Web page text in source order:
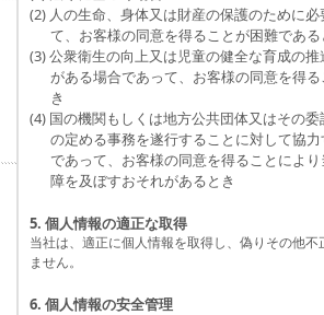
(2) 人の生命、身体又は財産の保護のために
て、お客様の同意を得ることが困難である
(3) 公衆衛生の向上又は児童の健全な育成の
がある場合であって、お客様の同意を得
き
(4) 国の機関もしくは地方公共団体又はその
の定める事務を遂行することに対して協
であって、お客様の同意を得ることによ
障を及ぼすおそれがあるとき
5. 個人情報の適正な取得
当社は、適正に個人情報を取得し、偽りその他不
ません。
6. 個人情報の安全管理